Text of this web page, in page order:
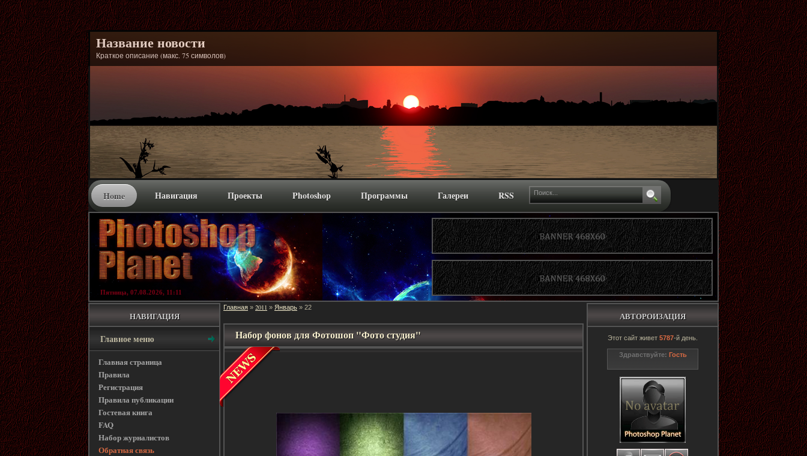
Название новости
Краткое описание (макс. 75 символов)
Home Навигация Проекты Photoshop Программы Галереи RSS
Пятница, 07.08.2026, 11:11
НАВИГАЦИЯ
Главное меню
Главная страница
Правила
Регистрация
Правила публикации
Гостевая книга
FAQ
Набор журналистов
Обратная связь
АВТОРОИЗАЦИЯ
Этот сайт живет 5787-й день.
Здравствуйте: Гость
Главная » 2011 » Январь » 22
Набор фонов для Фотошоп "Фото студия"